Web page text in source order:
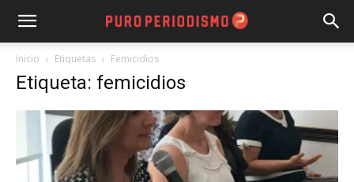
Inicio Etiquetas Femicidios
Etiqueta: femicidios